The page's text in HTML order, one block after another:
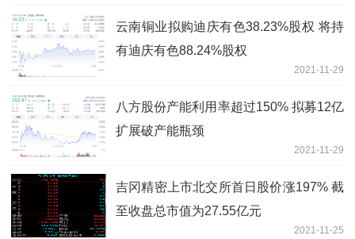
云南铜业拟购迪庆有色38.23%股权 将持
有迪庆有色88.24%股权
2021-11-29
八方股份产能利用率超过150% 拟募12亿
扩展破产能瓶颈
2021-11-29
吉冈精密上市北交所首日股价涨197% 截
至收盘总市值为27.55亿元
2021-11-25